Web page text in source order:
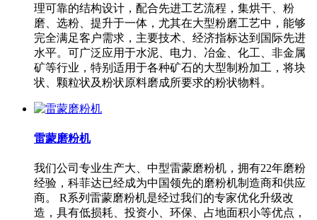
理可靠的结构设计，配合先进工艺流程，集烘干、粉
磨、选粉、提升于一体，尤其在大型粉磨工艺中，能够
完全满足客户需求，主要技术、经济指标达到国际先进
水平。可广泛应用于水泥、电力、冶金、化工、非金属
矿等行业，特别适用于各种矿石的大型制粉加工，将块
状、颗粒状及粉状原料磨成所要求的粉状物料。
雷蒙磨粉机
我们公司专业生产大、中型雷蒙磨粉机，拥有22年磨粉
经验，科菲达已经成为中国领先的磨粉机制造商和供应
商。 R系列雷蒙磨粉机是经过我们的专家优化升级改
造，具有低损耗、投资小、环保、占地面积小等优点，